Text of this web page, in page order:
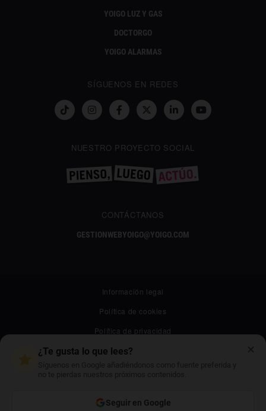
YOIGO LUZ Y GAS
DOCTORGO
YOIGO ALARMAS
SÍGUENOS EN REDES
NUESTRO PROYECTO SOCIAL
CONTÁCTANOS
GESTIONWEBYOIGO@YOIGO.COM
Información legal
Política de cookies
Política de privacidad
Canal ético
Contacto
¿Te gusta lo que lees?
Seguir en Google